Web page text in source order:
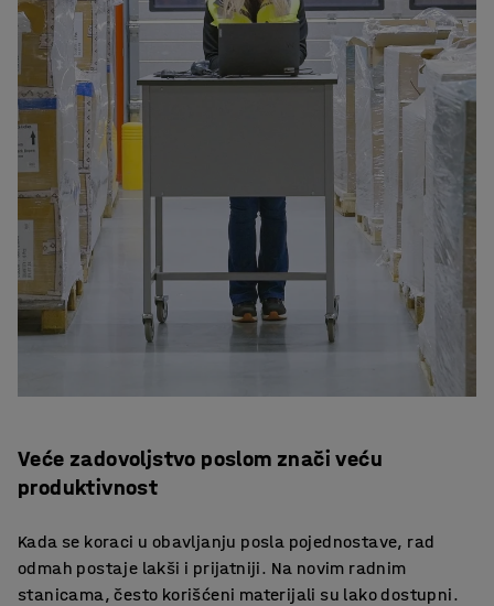
Veće zadovoljstvo poslom znači veću
produktivnost
Kada se koraci u obavljanju posla pojednostave, rad
odmah postaje lakši i prijatniji. Na novim radnim
stanicama, često korišćeni materijali su lako dostupni.